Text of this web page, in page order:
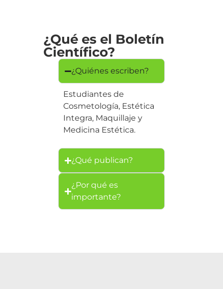
¿Qué es el Boletín
Científico?
¿Quiénes escriben?
Estudiantes de
Cosmetología, Estética
Integra, Maquillaje y
Medicina Estética.
¿Qué publican?
¿Por qué es
importante?